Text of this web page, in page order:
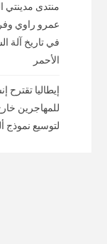
منتدى مدينتي
عمرو راوي
في تاريخ آلة
الأحمر
إيطاليا تقترح
للمهاجرين
لتوسيع نموذج